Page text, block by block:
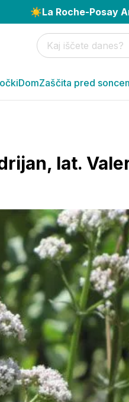
☀️La Roche-Posay
DomZaščita pred
lat.